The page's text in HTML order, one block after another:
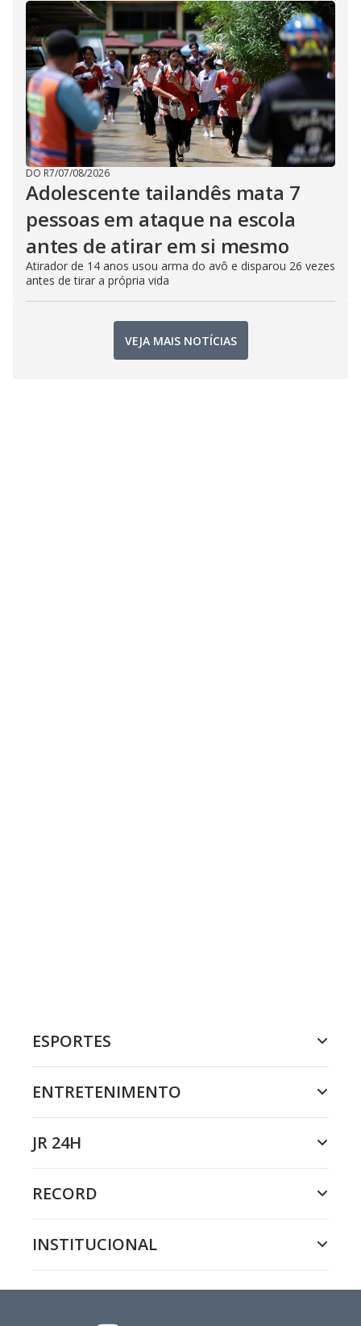
DO R7/07/08/2026
Adolescente tailandês mata 7
pessoas em ataque na escola
antes de atirar em si mesmo
Atirador de 14 anos usou arma do avô e disparou 26 vezes
antes de tirar a própria vida
VEJA MAIS NOTÍCIAS
ESPORTES
ENTRETENIMENTO
JR 24H
RECORD
INSTITUCIONAL